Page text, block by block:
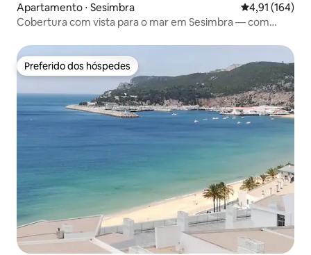
Apartamento ⋅ Sesimbra 4,91 de uma
4,91 (164)
Cobertura com vista para o mar em Sesimbra — com
Preferido dos hóspedes
Preferido dos hóspedes